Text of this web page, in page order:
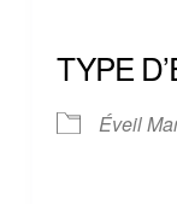
TYPE
Éveil